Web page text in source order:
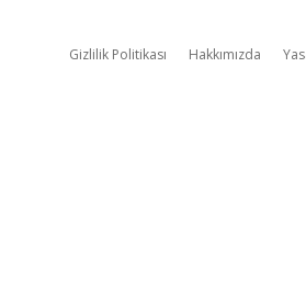
Gizlilik Politikası Hakkımızda